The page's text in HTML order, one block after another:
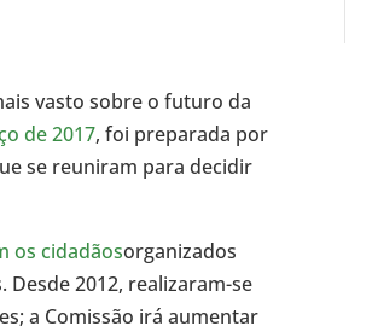
vasto sobre o futuro da
de 2017, foi preparada por
se reuniram para decidir
os cidadãosorganizados
2012, realizaram-se
a Comissão irá aumentar